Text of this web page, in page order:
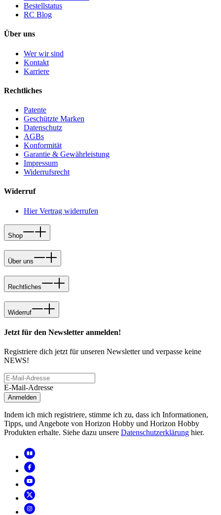
Bestellstatus
RC Blog
Über uns
Wer wir sind
Kontakt
Karriere
Rechtliches
Patente
Geschützte Marken
Datenschutz
AGBs
Konformität
Garantie & Gewährleistung
Impressum
Widerrufsrecht
Widerruf
Hier Vertrag widerrufen
Shop
Über uns
Rechtliches
Widerruf
Jetzt für den Newsletter anmelden!
Registriere dich jetzt für unseren Newsletter und verpasse keine
NEWS!
E-Mail-Adresse
Anmelden
Indem ich mich registriere, stimme ich zu, dass ich Informationen,
Tipps, und Angebote von Horizon Hobby und Horizon Hobby
Produkten erhalte. Siehe dazu unsere Datenschutzerklärung hier.